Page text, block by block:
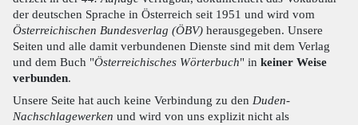
der deutschen Sprache in Österreich seit 1951 und wird vom
Österreichischen Bundesverlag (ÖBV) herausgegeben. Unsere
Seiten und alle damit verbundenen Dienste sind mit dem Verlag
und dem Buch "Österreichisches Wörterbuch" in keiner Weise
verbunden.
Unsere Seite hat auch keine Verbindung zu den Duden-
Nachschlagewerken und wird von uns explizit nicht als